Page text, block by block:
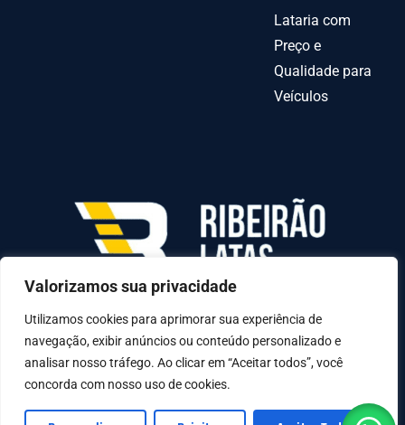
Valorizamos sua privacidade
Utilizamos cookies para aprimorar sua experiência de
navegação, exibir anúncios ou conteúdo personalizado e
analisar nosso tráfego. Ao clicar em “Aceitar todos”, você
concorda com nosso uso de cookies.
Lataria com
Preço e
Qualidade para
Veículos
AV INDEPENDENCIA º 6378 QUADRA70-C LOTE
31-A, Goiânia - GO, 74070-010
© Copyright 2025 - D2UN Soluções em Tecnologia